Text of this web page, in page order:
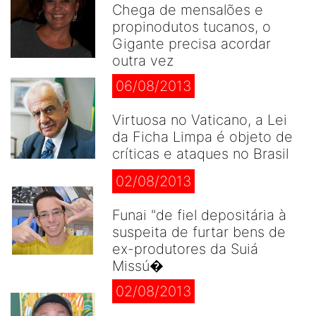
Chega de mensalões e
propinodutos tucanos, o
Gigante precisa acordar
outra vez
06/08/2013
Virtuosa no Vaticano, a Lei
da Ficha Limpa é objeto de
críticas e ataques no Brasil
02/08/2013
Funai "de fiel depositária à
suspeita de furtar bens de
ex-produtores da Suiá
Missú�
02/08/2013